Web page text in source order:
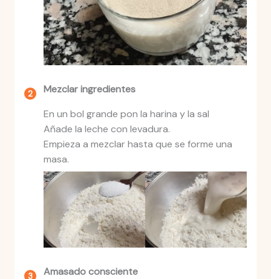
Mezclar ingredientes
En un bol grande pon la harina y la sal
Añade la leche con levadura.
Empieza a mezclar hasta que se forme una
masa.
Amasado consciente